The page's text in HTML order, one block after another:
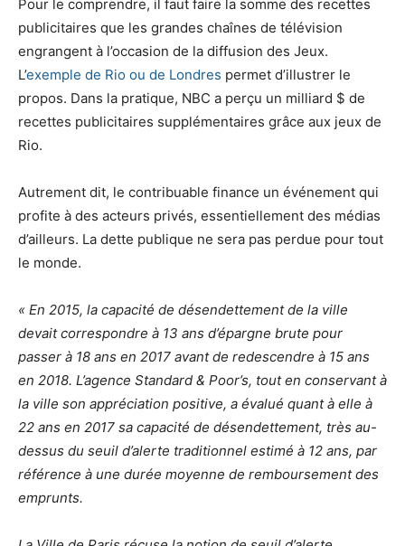
Pour le comprendre, il faut faire la somme des recettes
publicitaires que les grandes chaînes de télévision
engrangent à l’occasion de la diffusion des Jeux.
L’exemple de Rio ou de Londres permet d’illustrer le
propos. Dans la pratique, NBC a perçu un milliard $ de
recettes publicitaires supplémentaires grâce aux jeux de
Rio.
Autrement dit, le contribuable finance un événement qui
profite à des acteurs privés, essentiellement des médias
d’ailleurs. La dette publique ne sera pas perdue pour tout
le monde.
« En 2015, la capacité de désendettement de la ville
devait correspondre à 13 ans d’épargne brute pour
passer à 18 ans en 2017 avant de redescendre à 15 ans
en 2018. L’agence Standard & Poor’s, tout en conservant à
la ville son appréciation positive, a évalué quant à elle à
22 ans en 2017 sa capacité de désendettement, très au-
dessus du seuil d’alerte traditionnel estimé à 12 ans, par
référence à une durée moyenne de remboursement des
emprunts.